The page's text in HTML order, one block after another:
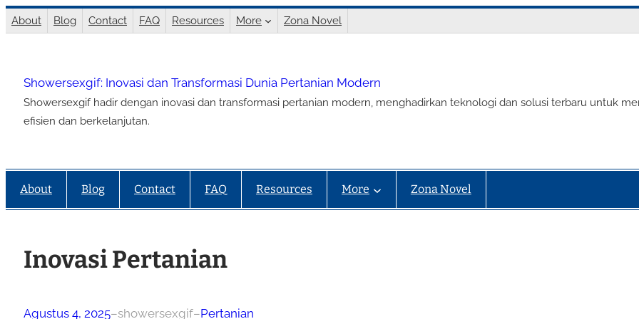
Lewati
ke
About Blog Contact FAQ Resources More Zona Novel
Showersexgif: Inovasi dan Transformasi Dunia Pertanian Modern
Showersexgif hadir dengan inovasi dan transformasi pertanian modern, menghadirkan teknologi dan solusi terbaru untuk
efisien dan berkelanjutan.
About Blog Contact FAQ Resources More Zona Novel
Inovasi Pertanian
Agustus 4, 2025–showersexgif–Pertanian